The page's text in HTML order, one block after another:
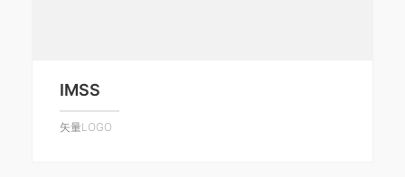
IMSS
矢量LOGO